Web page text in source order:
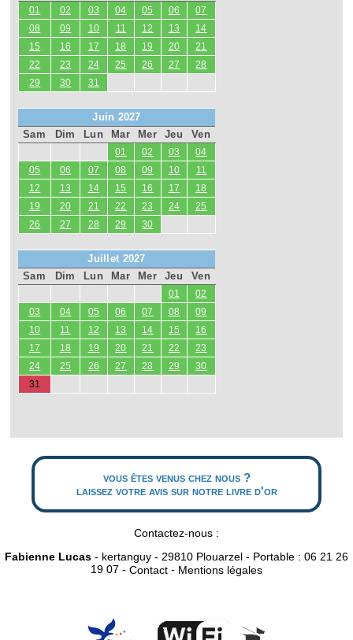
01 02 03 04 05 06
07
08
09 10 11 12 13
14
15
16 17 18 19 20
21
22
23 24 25 26 27
28
29
30 31
Juin 2027
Sam
Dim Lun Mar Mer Jeu Ven
01 02 03
04
05
06 07 08 09 10
11
12
13 14 15 16 17
18
19
20 21 22 23 24
25
26
27 28 29 30
Juillet 2027
Sam
Dim Lun Mar Mer Jeu Ven
01
02
03
04 05 06 07 08
09
10
11 12 13 14 15
16
17
18 19 20 21 22
23
24
25 26 27 28 29
30
31
vous êtes venus chez nous ?
laissez votre avis sur notre livre d'or
Contactez-nous :
Fabienne Lucas - kertanguy - 29810 Plouarzel - Portable : 06 21 26
19 07 - Contact - Mentions légales